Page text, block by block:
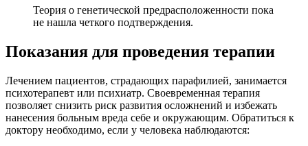
Теория о генетической предрасположенности пока
не нашла четкого подтверждения.
Показания для проведения терапии
Лечением пациентов, страдающих парафилией, занимается
психотерапевт или психиатр. Своевременная терапия
позволяет снизить риск развития осложнений и избежать
нанесения больным вреда себе и окружающим. Обратиться к
доктору необходимо, если у человека наблюдаются: